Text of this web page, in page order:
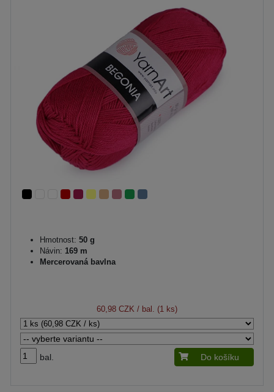
Hmotnost: 50 g
Návin: 169 m
Mercerovaná bavlna
60,98 CZK / bal. (1 ks)
bal. Do košíku